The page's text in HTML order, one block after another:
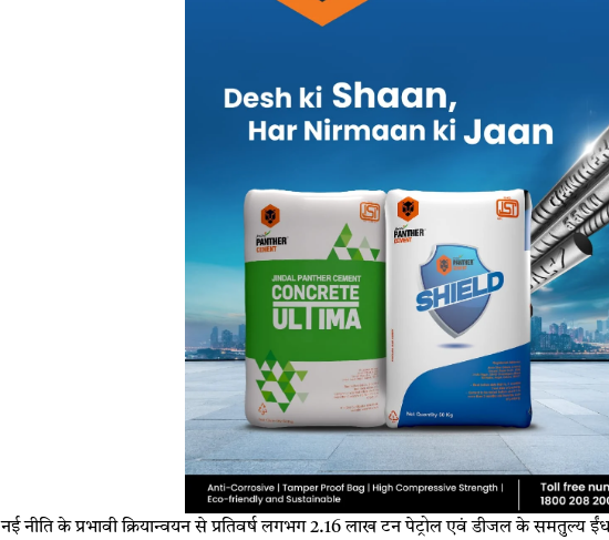
नई नीति के प्रभावी क्रियान्वयन से प्रतिवर्ष लगभग 2.16 लाख टन पेट्रोल एवं डीजल के समतुल्य